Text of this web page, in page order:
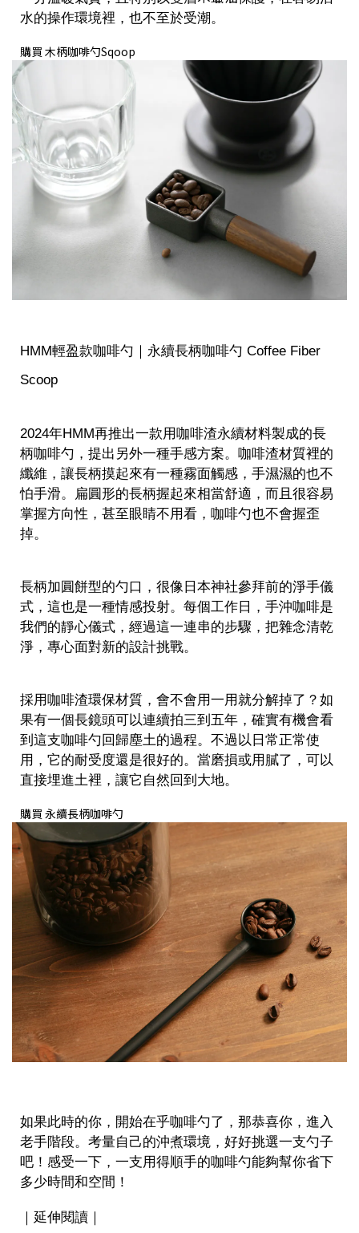
水的操作環境裡，也不至於受潮。
購買 木柄咖啡勺Sqoop
HMM輕盈款咖啡勺｜永續長柄咖啡勺 Coffee Fiber
Scoop
2024年HMM再推出一款用咖啡渣永續材料製成的長
柄咖啡勺，提出另外一種手感方案。咖啡渣材質裡的
纖維，讓長柄摸起來有一種霧面觸感，手濕濕的也不
怕手滑。扁圓形的長柄握起來相當舒適，而且很容易
掌握方向性，甚至眼睛不用看，咖啡勺也不會握歪
掉。
長柄加圓餅型的勺口，很像日本神社參拜前的淨手儀
式，這也是一種情感投射。每個工作日，手沖咖啡是
我們的靜心儀式，經過這一連串的步驟，把雜念清乾
淨，專心面對新的設計挑戰。
採用咖啡渣環保材質，會不會用一用就分解掉了？如
果有一個長鏡頭可以連續拍三到五年，確實有機會看
到這支咖啡勺回歸塵土的過程。不過以日常正常使
用，它的耐受度還是很好的。當磨損或用膩了，可以
直接埋進土裡，讓它自然回到大地。
購買 永續長柄咖啡勺
如果此時的你，開始在乎咖啡勺了，那恭喜你，進入
老手階段。考量自己的沖煮環境，好好挑選一支勺子
吧！感受一下，一支用得順手的咖啡勺能夠幫你省下
多少時間和空間！
｜延伸閱讀｜